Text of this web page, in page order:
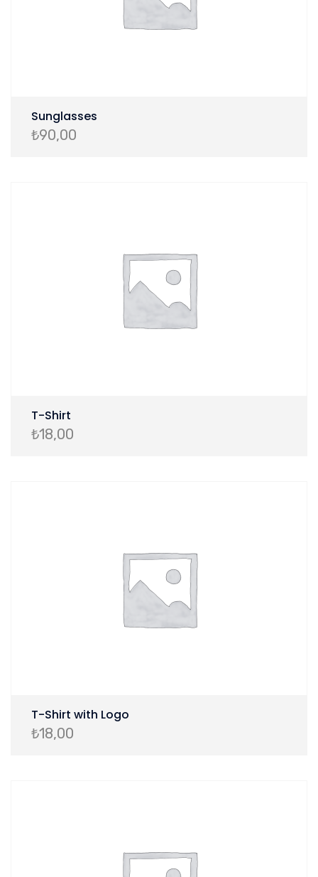
Sunglasses
₺90,00
T-Shirt
₺18,00
T-Shirt with Logo
₺18,00